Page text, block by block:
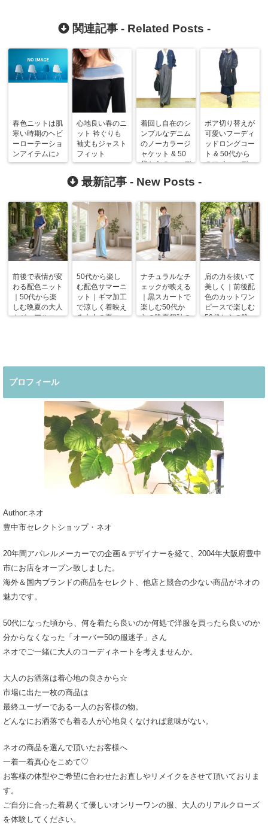
関連記事 - Related Posts -
春色ニットは肌
寒い時期のヘビ
ーローテーショ
ンアイテムに♪
心地良い春のニ
ット 衿ぐりも
袖丈もジャスト
フィット
着回し自在のシ
ンプルなデニム
のノーカラージ
ャケット & 50
代からのコーデ
ボア切り替えが
可愛いフーディ
ッドロングコー
ト & 50代から
のマイコーディ
最新記事 - New Posts -
前後で表情が変
わる配色ニット
｜50代から楽
しむ晩夏の大人
カジュアルコー
50代から楽し
む配色サマーニ
ット｜ギマ加工
で涼しく着映え
る大人の夏コー
ナチュラルなチ
ェックが映える
｜黒スカートで
楽しむ50代か
らの晩夏初秋の
肩の力を抜いて
美しく｜前後配
色のカットワン
ピースで楽しむ
50代からの晩
プロフィール
Author:ネオ
豊中市セレクトショップ・ネオ
20年間アパレルメーカーでの企画＆デザイナーを経て、2004年大阪府豊中
市にお店をオープン致しました。
海外＆国内ブランドの商品をセレクト、他店と競合の少ない商品がネオの
魅力です。
50代になった頃から、何を着たら良いのか何処で洋服を買ったら良いのか
分からなくなった「オーバー50の服迷子」さん
ネオでご一緒に大人のコーディネートを考えませんか。
大人のお洒落は着心地の良さから☆
市場に出た一枚の商品は
最終ユーザーである一人のお客様の物。
どんなにお洒落でも着る人が心地良くなければ意味がない。
ネオの商品を選んで頂いたお客様へ
一着一着真心をこめて♡
お客様の体型やご希望に合わせたお直しやリメイクをさせて頂いておりま
す。
ご自分に合った着易くて優しいオンリーワンの服、大人のリアルクローズ
を体験してください。